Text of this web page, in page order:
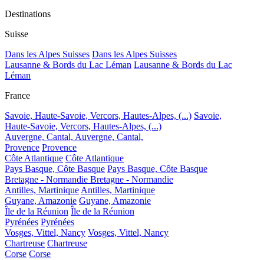
Destinations
Suisse
Dans les Alpes Suisses Dans les Alpes Suisses
Lausanne & Bords du Lac Léman Lausanne & Bords du Lac
Léman
France
Savoie, Haute-Savoie, Vercors, Hautes-Alpes, (...) Savoie,
Haute-Savoie, Vercors, Hautes-Alpes, (...)
Auvergne, Cantal, Auvergne, Cantal,
Provence Provence
Côte Atlantique Côte Atlantique
Pays Basque, Côte Basque Pays Basque, Côte Basque
Bretagne - Normandie Bretagne - Normandie
Antilles, MartiniqueAntilles, Martinique
Guyane, Amazonie Guyane, Amazonie
Île de la Réunion Île de la Réunion
Pyrénées Pyrénées
Vosges, Vittel, Nancy Vosges, Vittel, Nancy
Chartreuse Chartreuse
Corse Corse